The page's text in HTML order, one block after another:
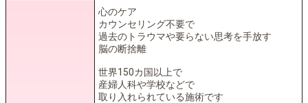
心のケア
カウンセリング不要で
過去のトラウマや要らない思考を手放す
脳の断捨離
世界150カ国以上で
産婦人科や学校などで
取り入れられている施術です